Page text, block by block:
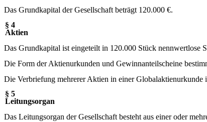
Das Grundkapital der Gesellschaft beträgt 120.000 €.
§ 4
Aktien
Das Grundkapital ist eingeteilt in 120.000 Stück nennwertlose
Die Form der Aktienurkunden und Gewinnanteilscheine
Die Verbriefung mehrerer Aktien in einer Globalaktienurkunde
§ 5
Leitungsorgan
Das Leitungsorgan der Gesellschaft besteht aus einer oder